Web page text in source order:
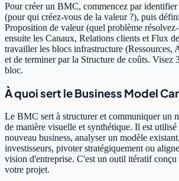
Pour créer un BMC, commencez par identifier
(pour qui créez-vous de la valeur ?), puis
Proposition de valeur (quel problème
ensuite les Canaux, Relations clients et Flux
travailler les blocs infrastructure (Ressources,
et de terminer par la Structure de coûts. Visez
bloc.
À quoi sert le Business Model
Le BMC sert à structurer et communiquer un
de manière visuelle et synthétique. Il est
nouveau business, analyser un modèle
investisseurs, pivoter stratégiquement ou
vision d'entreprise. C'est un outil itératif
votre projet.